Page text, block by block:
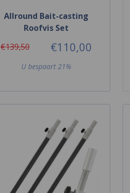
Allround Bait-casting
Roofvis Set
€139,50
€110,00
U bespaart 21%